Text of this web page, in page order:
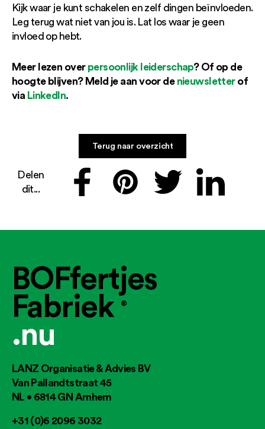
Kijk waar je kunt schakelen en zelf dingen beïnvloeden.
Leg terug wat niet van jou is. Lat los waar je geen
invloed op hebt.
Meer lezen overpersoonlijk leiderschap? Of op de
hoogte blijven? Meld je aan voor denieuwsletterof
via LinkedIn.
Terug naar overzicht
Delen
dit...
BOFfertjes
Fabriek®
.nu
LANZ Organisatie & Advies BV
Van Pallandtstraat 45
NL • 6814 GN Arnhem
+31 (0)6 2096 3032